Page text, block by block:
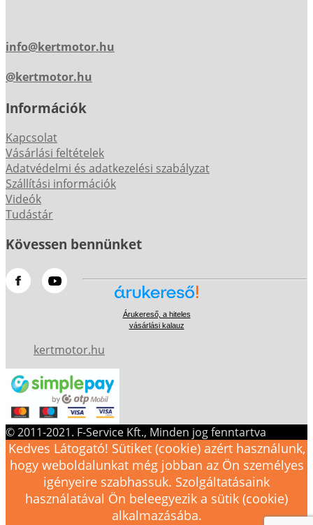
info@kertmotor.hu
@kertmotor.hu
Információk
Kapcsolat
Vásárlási feltételek
Adatvédelmi és adatkezelési szabályzat
Szállítási információk
Videók
Tudástár
Kövessen bennünket
Árukereső, a hiteles
vásárlási kalauz
kertmotor.hu
© 2011-2021. F-Service Kft., Minden jog fenntartva
Kedves Látogató! Sütiket (cookie) azért használunk,
hogy weboldalunkat még jobban az Ön személyes
igényeire szabhassuk. Szolgáltatásaink
használatával Ön beleegyezik a sütik (cookie)
alkalmazásába.